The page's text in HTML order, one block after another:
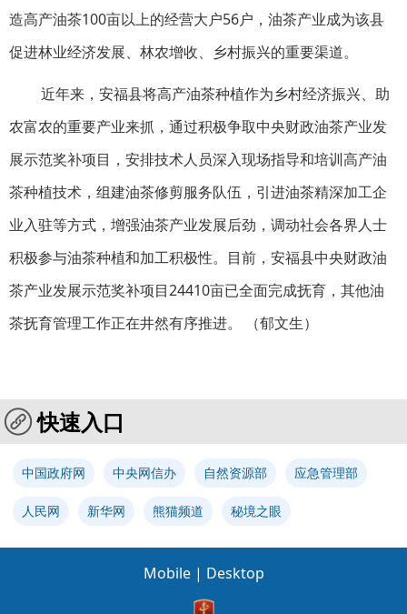
造高产油茶100亩以上的经营大户56户，油茶产业成为该县
促进林业经济发展、林农增收、乡村振兴的重要渠道。
近年来，安福县将高产油茶种植作为乡村经济振兴、助
农富农的重要产业来抓，通过积极争取中央财政油茶产业发
展示范奖补项目，安排技术人员深入现场指导和培训高产油
茶种植技术，组建油茶修剪服务队伍，引进油茶精深加工企
业入驻等方式，增强油茶产业发展后劲，调动社会各界人士
积极参与油茶种植和加工积极性。目前，安福县中央财政油
茶产业发展示范奖补项目24410亩已全面完成抚育，其他油
茶抚育管理工作正在井然有序推进。 （郁文生）
快速入口
中国政府网 中央网信办 自然资源部 应急管理部
人民网 新华网 熊猫频道 秘境之眼
Mobile | Desktop